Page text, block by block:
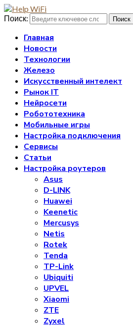
Поиск: Поиск
Главная
Новости
Технологии
Железо
Искусственный интелект
Рынок IT
Нейросети
Робототехника
Мобильные игры
Настройка подключения
Сервисы
Статьи
Настройка роутеров
Asus
D-LINK
Huawei
Keenetic
Mercusys
Netis
Rotek
Tenda
TP-Link
Ubiquiti
UPVEL
Xiaomi
ZTE
Zyxel